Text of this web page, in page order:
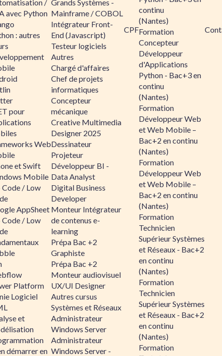
/
avec Python
: autres
pour
Web
et Swift
Mobile
/ Low
AppSheet
/ Low
Platform
Logiciel
et
démarrer en
Grands Systèmes -
Mainframe / COBOL
Intégrateur Front-
End (Javascript)
Testeur logiciels
Autres
Chargé d'affaires
Chef de projets
informatiques
Concepteur
mécanique
Creative Multimedia
Designer 2025
Dessinateur
Projeteur
Développeur BI -
Data Analyst
Digital Business
Developer
Monteur Intégrateur
de contenus e-
learning
Prépa Bac +2
Graphiste
Prépa Bac +2
Monteur audiovisuel
UX/UI Designer
Autres cursus
Systèmes et Réseaux
Administrateur
Windows Server
Administrateur
Windows Server -
CPF
continu
(Nantes)
Formation
Concepteur
Développeur
d'Applications
Python - Bac+3 en
continu
(Nantes)
Formation
Développeur Web
et Web Mobile –
Bac+2 en continu
(Nantes)
Formation
Développeur Web
et Web Mobile –
Bac+2 en continu
(Nantes)
Formation
Technicien
Supérieur Systèmes
et Réseaux - Bac+2
en continu
(Nantes)
Formation
Technicien
Supérieur Systèmes
et Réseaux - Bac+2
en continu
(Nantes)
Formation